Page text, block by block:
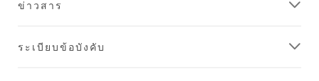
ข่าวสาร
ระเบียบข้อบังคับ